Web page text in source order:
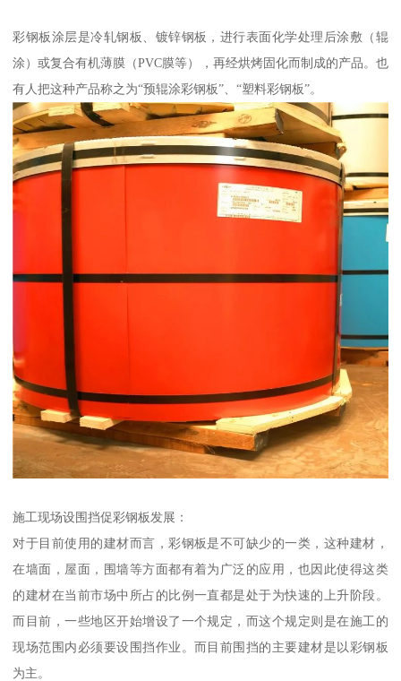
彩钢板涂层是冷轧钢板、镀锌钢板，进行表面化学处理后涂敷（辊
涂）或复合有机薄膜（PVC膜等），再经烘烤固化而制成的产品。也
有人把这种产品称之为“预辊涂彩钢板”、“塑料彩钢板”。
施工现场设围挡促彩钢板发展：
对于目前使用的建材而言，彩钢板是不可缺少的一类，这种建材，
在墙面，屋面，围墙等方面都有着为广泛的应用，也因此使得这类
的建材在当前市场中所占的比例一直都是处于为快速的上升阶段。
而目前，一些地区开始增设了一个规定，而这个规定则是在施工的
现场范围内必须要设围挡作业。而目前围挡的主要建材是以彩钢板
为主。